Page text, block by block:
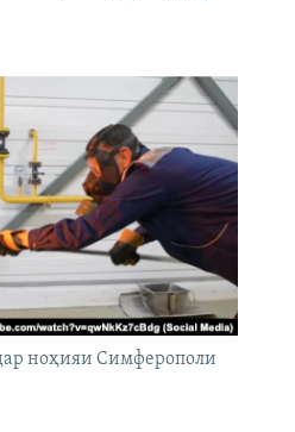
ноҳияи Симферополи